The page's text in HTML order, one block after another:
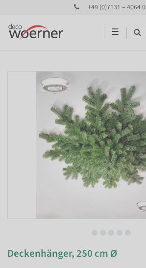
+49 (0)7131 – 4064 0
☰
Deckenhänger, 250 cm Ø